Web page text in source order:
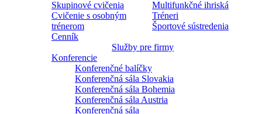
Skupinové cvičenia
Multifunkčné ihriská
Cvičenie s osobným
trénerom
Tréneri
Športové sústredenia
Cenník
Služby pre firmy
Konferencie
Konferenčné balíčky
Konferenčná sála Slovakia
Konferenčná sála Bohemia
Konferenčná sála Austria
Konferenčná sála